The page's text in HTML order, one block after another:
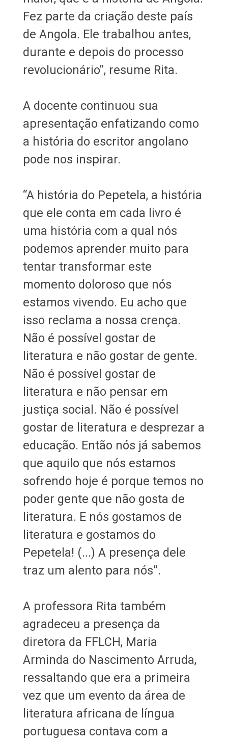
Fez parte da criação deste país
de Angola. Ele trabalhou antes,
durante e depois do processo
revolucionário”, resume Rita.
A docente continuou sua
apresentação enfatizando como
a história do escritor angolano
pode nos inspirar.
“A história do Pepetela, a história
que ele conta em cada livro é
uma história com a qual nós
podemos aprender muito para
tentar transformar este
momento doloroso que nós
estamos vivendo. Eu acho que
isso reclama a nossa crença.
Não é possível gostar de
literatura e não gostar de gente.
Não é possível gostar de
literatura e não pensar em
justiça social. Não é possível
gostar de literatura e desprezar a
educação. Então nós já sabemos
que aquilo que nós estamos
sofrendo hoje é porque temos no
poder gente que não gosta de
literatura. E nós gostamos de
literatura e gostamos do
Pepetela! (...) A presença dele
traz um alento para nós”.
A professora Rita também
agradeceu a presença da
diretora da FFLCH, Maria
Arminda do Nascimento Arruda,
ressaltando que era a primeira
vez que um evento da área de
literatura africana de língua
portuguesa contava com a